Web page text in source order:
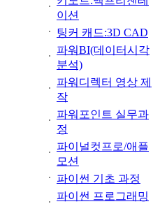
이션
팅커 캐드:3D CAD
파워BI(데이터시각
분석)
파워디렉터 영상 제
작
파워포인트 실무과
정
파이널컷프로/애플
모션
파이썬 기초 과정
파이썬 프로그래밍